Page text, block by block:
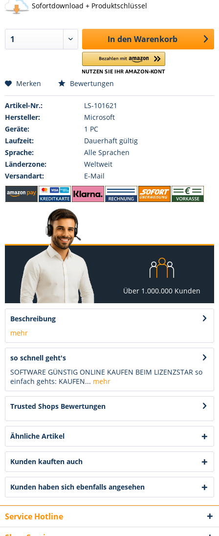
Sofortdownload + Produktschlüssel
In den Warenkorb
Merken Bewertungen
Artikel-Nr.:
LS-101621
Hersteller:
Microsoft
Geräte:
1 PC
Laufzeit:
Dauerhaft gültig
Sprache:
Alle Sprachen
Länderzone:
Weltweit
Versandart:
E-Mail
Über 1.000.000 Kunden
Beschreibung
mehr
so schnell geht's
SOFTWARE GÜNSTIG ONLINE KAUFEN BEIM LIZENZSTAR so
einfach gehts: KAUFEN... mehr
Trusted Shops Bewertungen
Ähnliche Artikel
Kunden kauften auch
Kunden haben sich ebenfalls angesehen
Service Hotline